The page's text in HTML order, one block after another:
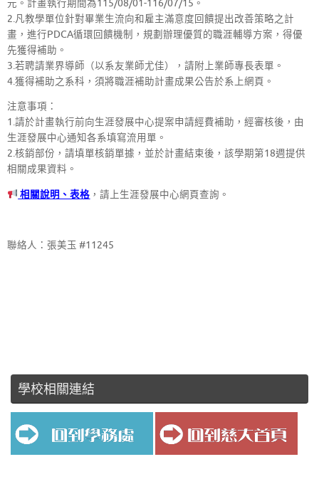
元。計畫執行期間為115/08/01-116/07/15。
2.凡教學單位針對畢業生流向和雇主滿意度回饋提出改善策略之計
畫，進行PDCA循環回饋機制，規劃辦理優質的職涯輔導方案，得優
先獲得補助。
3.若聘請業界導師（以系友業師尤佳），請附上業師專長表單。
4.獲得補助之系科，須將職涯補助計畫成果公告於系上網頁。
注意事項：
1.請於計畫執行前向生涯發展中心提案申請經費補助，經審核後，由
生涯發展中心通知各系填寫流用單。
2.核銷部份，請填單核銷單據，並於計畫結束後，該學期第18週提供
相關成果資料。
相關說明、表格 ，請上生涯發展中心網頁查詢。
聯絡人：張美玉 #11245
學校相關連結